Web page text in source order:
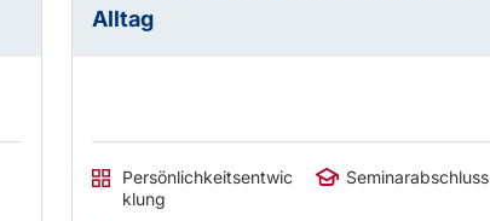
Alltag
Persönlichkeitsentwic
klung
Seminarabschluss